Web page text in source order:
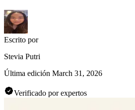
Escrito por
Stevia Putri
Última edición March 31, 2026
Verificado por expertos